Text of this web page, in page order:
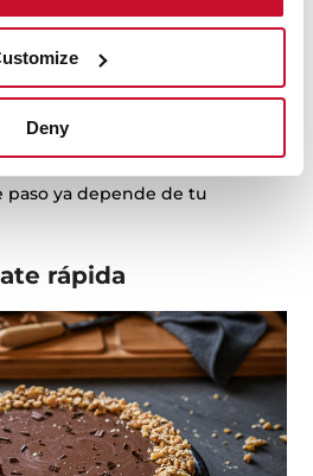
Deny
que esté lista, rellena los
tapones, etc. Después tienes
10 min a 200º.
usar una mezcla de azúcar
paso ya depende de tu
rápida